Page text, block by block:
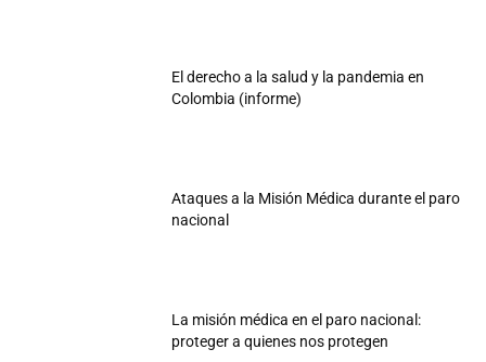
El derecho a la salud y la pandemia en
Colombia (informe)
Ataques a la Misión Médica durante el paro
nacional
La misión médica en el paro nacional:
proteger a quienes nos protegen